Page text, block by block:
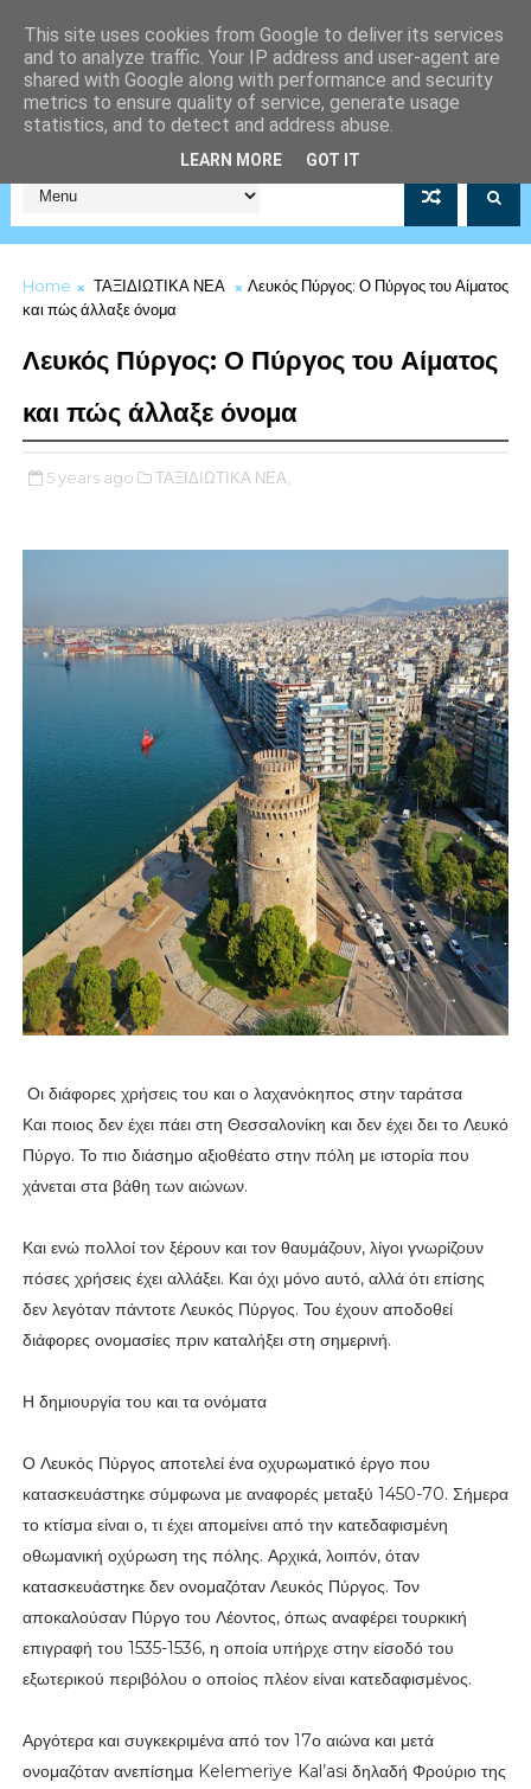
Home ΤΑΞΙΔΙΩΤΙΚΑ ΝΕΑ
Λευκός Πύργος: Ο Πύργος του Αίματος
και πώς άλλαξε όνομα
Λευκός Πύργος: Ο Πύργος του Αίματος
και πώς άλλαξε όνομα
5 years ago ΤΑΞΙΔΙΩΤΙΚΑ ΝΕΑ,
Οι διάφορες χρήσεις του και ο λαχανόκηπος στην ταράτσα
Και ποιος δεν έχει πάει στη Θεσσαλονίκη και δεν έχει δει το Λευκό
Πύργο. Το πιο διάσημο αξιοθέατο στην πόλη με ιστορία που
χάνεται στα βάθη των αιώνων.
Και ενώ πολλοί τον ξέρουν και τον θαυμάζουν, λίγοι γνωρίζουν
πόσες χρήσεις έχει αλλάξει. Και όχι μόνο αυτό, αλλά ότι επίσης
δεν λεγόταν πάντοτε Λευκός Πύργος. Του έχουν αποδοθεί
διάφορες ονομασίες πριν καταλήξει στη σημερινή.
Η δημιουργία του και τα ονόματα
Ο Λευκός Πύργος αποτελεί ένα οχυρωματικό έργο που
κατασκευάστηκε σύμφωνα με αναφορές μεταξύ 1450-70. Σήμερα
το κτίσμα είναι ο, τι έχει απομείνει από την κατεδαφισμένη
οθωμανική οχύρωση της πόλης. Αρχικά, λοιπόν, όταν
κατασκευάστηκε δεν ονομαζόταν Λευκός Πύργος. Τον
αποκαλούσαν Πύργο του Λέοντος, όπως αναφέρει τουρκική
επιγραφή του 1535-1536, η οποία υπήρχε στην είσοδό του
εξωτερικού περιβόλου ο οποίος πλέον είναι κατεδαφισμένος.
Αργότερα και συγκεκριμένα από τον 17ο αιώνα και μετά
ονομαζόταν ανεπίσημα Kelemeriye Kal’asi δηλαδή Φρούριο της
This site uses cookies from Google to deliver its services
and to analyze traffic. Your IP address and user-agent are
shared with Google along with performance and security
metrics to ensure quality of service, generate usage
statistics, and to detect and address abuse.
LEARN MORE GOT IT